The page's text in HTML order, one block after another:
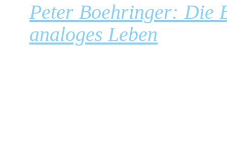
Peter Boehringer: Die
analoges Leben